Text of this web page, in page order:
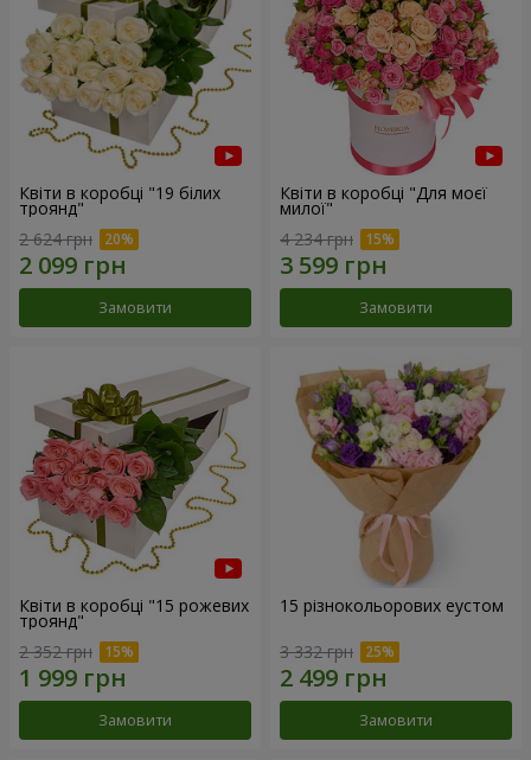
Квіти в коробці "19 білих
троянд"
2 624 грн
Замовити
Квіти в коробці "Для моєї
милої"
4 234 грн
Замовити
Квіти в коробці "15 рожевих
троянд"
2 352 грн
Замовити
15 різнокольорових еустом
3 332 грн
Замовити